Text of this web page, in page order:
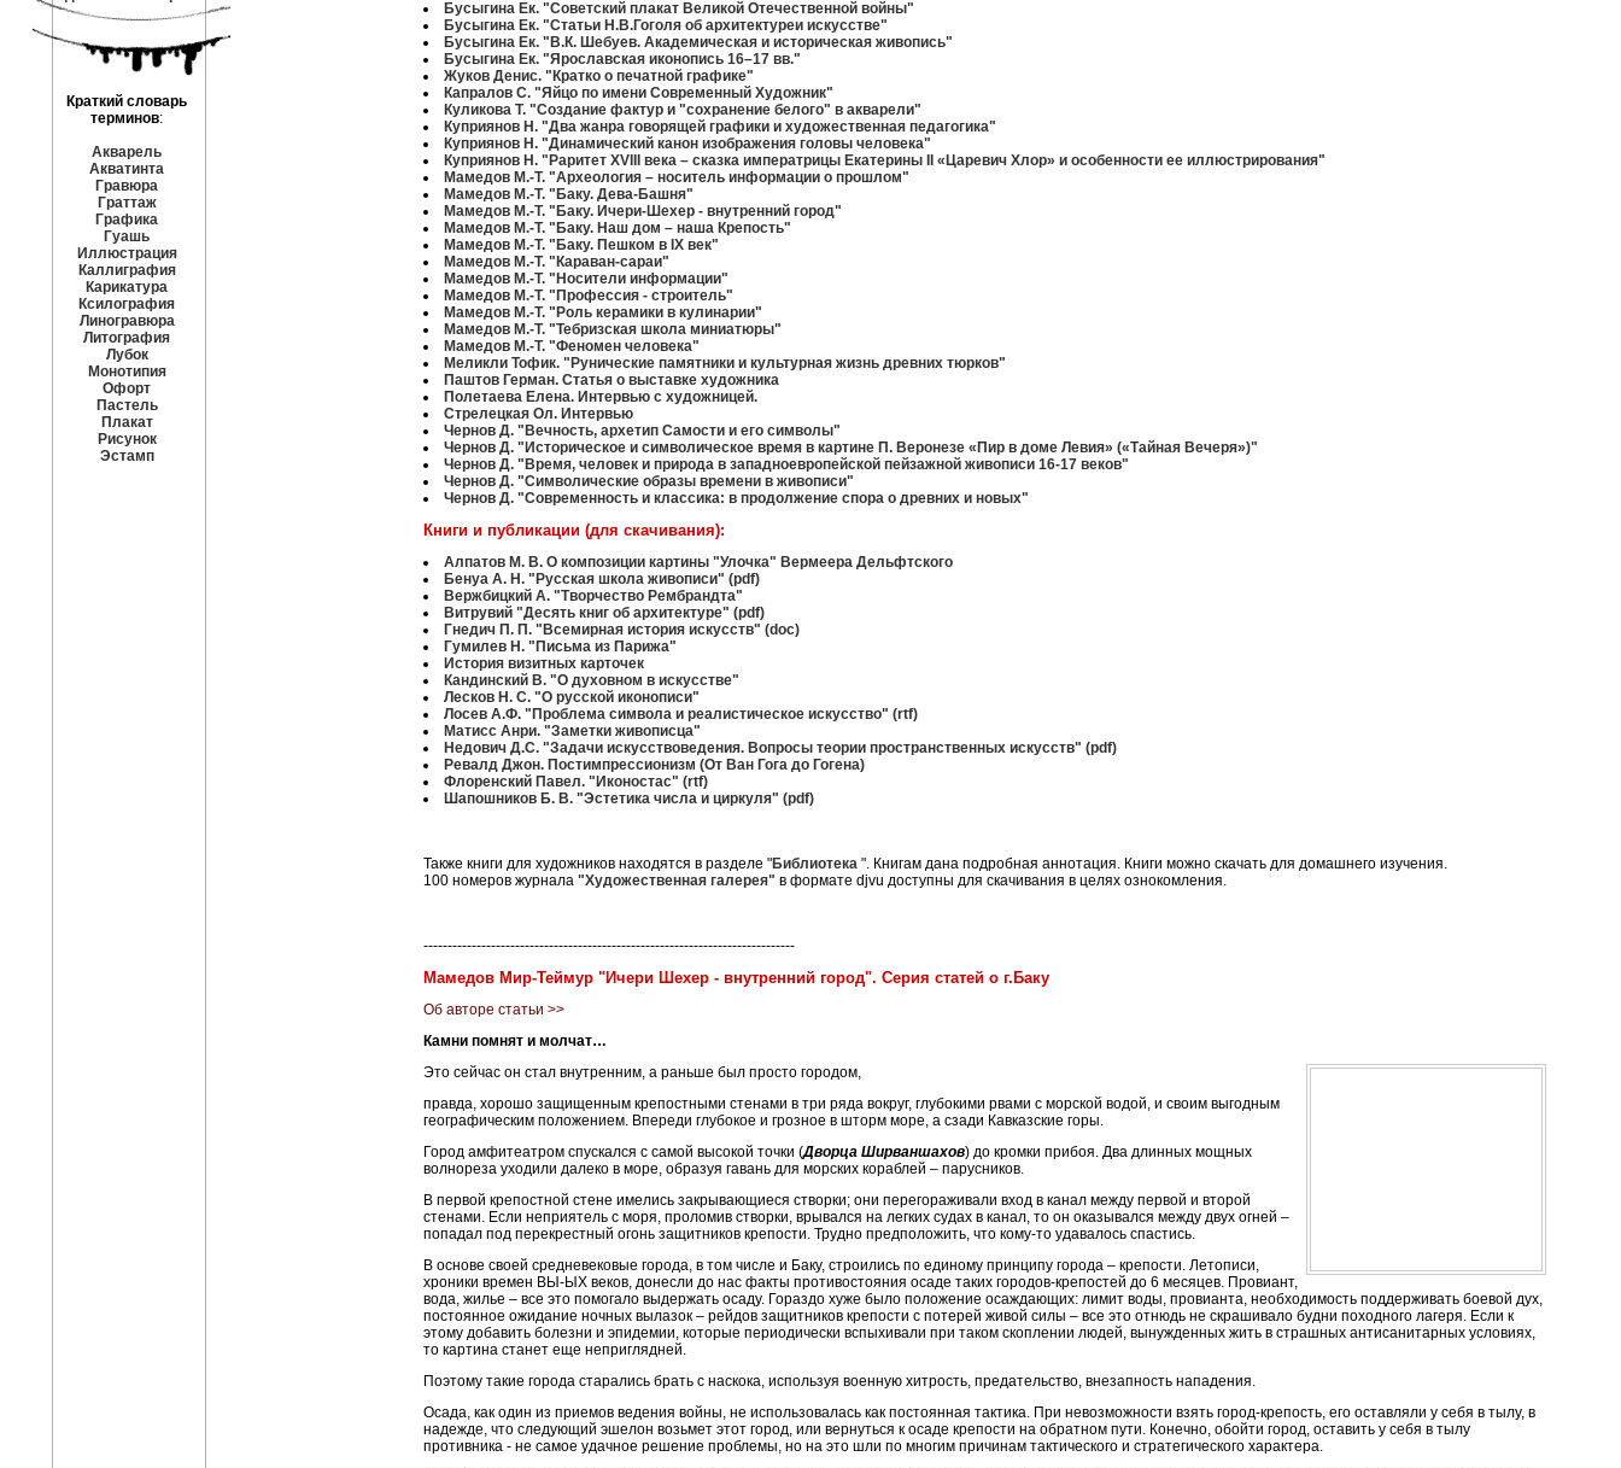
Краткий словарь
терминов:
Акварель
Акватинта
Гравюра
Граттаж
Графика
Гуашь
Иллюстрация
Каллиграфия
Карикатура
Ксилография
Линогравюра
Литография
Лубок
Монотипия
Офорт
Пастель
Плакат
Рисунок
Эстамп
Бусыгина Ек. "Советский плакат Великой Отечественной войны"
Бусыгина Ек. "Статьи Н.В.Гоголя об архитектуреи искусстве"
Бусыгина Ек. "В.К. Шебуев. Академическая и историческая живопись"
Бусыгина Ек. "Ярославская иконопись 16–17 вв."
Жуков Денис. "Кратко о печатной графике"
Капралов С. "Яйцо по имени Современный Художник"
Куликова Т. "Создание фактур и "сохранение белого" в акварели"
Куприянов Н. "Два жанра говорящей графики и художественная педагогика"
Куприянов Н. "Динамический канон изображения головы человека"
Куприянов Н. "Раритет XVIII века – сказка императрицы Екатерины II «Царевич Хлор» и особенности ее иллюстрирования"
Мамедов М.-Т. "Археология – носитель информации о прошлом"
Мамедов М.-Т. "Баку. Дева-Башня"
Мамедов М.-Т. "Баку. Ичери-Шехер - внутренний город"
Мамедов М.-Т. "Баку. Наш дом – наша Крепость"
Мамедов М.-Т. "Баку. Пешком в IX век"
Мамедов М.-Т. "Караван-сараи"
Мамедов М.-Т. "Носители информации"
Мамедов М.-Т. "Профессия - строитель"
Мамедов М.-Т. "Роль керамики в кулинарии"
Мамедов М.-Т. "Тебризская школа миниатюры"
Мамедов М.-Т. "Феномен человека"
Меликли Тофик. "Рунические памятники и культурная жизнь древних тюрков"
Паштов Герман. Статья о выставке художника
Полетаева Елена. Интервью с художницей.
Стрелецкая Ол. Интервью
Чернов Д. "Вечность, архетип Самости и его символы"
Чернов Д. "Историческое и символическое время в картине П. Веронезе «Пир в доме Левия» («Тайная Вечеря»)"
Чернов Д. "Время, человек и природа в западноевропейской пейзажной живописи 16-17 веков"
Чернов Д. "Символические образы времени в живописи"
Чернов Д. "Современность и классика: в продолжение спора о древних и новых"
Книги и публикации (для скачивания):
Алпатов М. В. О композиции картины "Улочка" Вермеера Дельфтского
Бенуа А. Н. "Русская школа живописи" (pdf)
Вержбицкий А. "Творчество Рембрандта"
Витрувий "Десять книг об архитектуре" (pdf)
Гнедич П. П. "Всемирная история искусств" (doc)
Гумилев Н. "Письма из Парижа"
История визитных карточек
Кандинский В. "О духовном в искусстве"
Лесков Н. С. "О русской иконописи"
Лосев А.Ф. "Проблема символа и реалистическое искусство" (rtf)
Матисс Анри. "Заметки живописца"
Недович Д.С. "Задачи искусствоведения. Вопросы теории пространственных искусств" (pdf)
Ревалд Джон. Постимпрессионизм (От Ван Гога до Гогена)
Флоренский Павел. "Иконостас" (rtf)
Шапошников Б. В. "Эстетика числа и циркуля" (pdf)
Также книги для художников находятся в разделе "Библиотека ". Книгам дана подробная аннотация. Книги можно скачать для домашнего изучения.
100 номеров журнала "Художественная галерея" в формате djvu доступны для скачивания в целях ознокомления.
-----------------------------------------------------------------------------
Мамедов Мир-Теймур "Ичери Шехер - внутренний город". Серия статей о г.Баку
Об авторе статьи >>
Камни помнят и молчат…
Это сейчас он стал внутренним, а раньше был просто городом,
правда, хорошо защищенным крепостными стенами в три ряда вокруг, глубокими рвами с морской водой, и своим выгодным
географическим положением. Впереди глубокое и грозное в шторм море, а сзади Кавказские горы.
Город амфитеатром спускался с самой высокой точки (Дворца Ширваншахов) до кромки прибоя. Два длинных мощных
волнореза уходили далеко в море, образуя гавань для морских кораблей – парусников.
В первой крепостной стене имелись закрывающиеся створки; они перегораживали вход в канал между первой и второй
стенами. Если неприятель с моря, проломив створки, врывался на легких судах в канал, то он оказывался между двух огней –
попадал под перекрестный огонь защитников крепости. Трудно предположить, что кому-то удавалось спастись.
В основе своей средневековые города, в том числе и Баку, строились по единому принципу города – крепости. Летописи,
хроники времен ВЫ-ЫХ веков, донесли до нас факты противостояния осаде таких городов-крепостей до 6 месяцев. Провиант,
вода, жилье – все это помогало выдержать осаду. Гораздо хуже было положение осаждающих: лимит воды, провианта, необходимость поддерживать боевой дух,
постоянное ожидание ночных вылазок – рейдов защитников крепости с потерей живой силы – все это отнюдь не скрашивало будни походного лагеря. Если к
этому добавить болезни и эпидемии, которые периодически вспыхивали при таком скоплении людей, вынужденных жить в страшных антисанитарных условиях,
то картина станет еще неприглядней.
Поэтому такие города старались брать с наскока, используя военную хитрость, предательство, внезапность нападения.
Осада, как один из приемов ведения войны, не использовалась как постоянная тактика. При невозможности взять город-крепость, его оставляли у себя в тылу, в
надежде, что следующий эшелон возьмет этот город, или вернуться к осаде крепости на обратном пути. Конечно, обойти город, оставить у себя в тылу
противника - не самое удачное решение проблемы, но на это шли по многим причинам тактического и стратегического характера.